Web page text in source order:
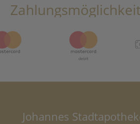
Johannes